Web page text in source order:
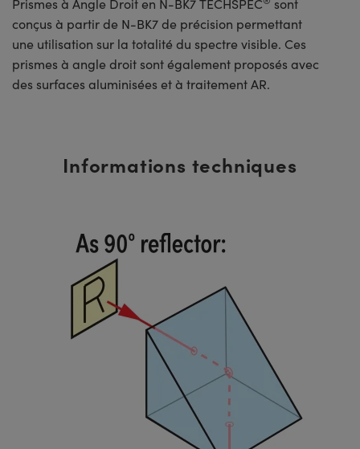
conçus à partir de N-BK7 de précision permettant
une utilisation sur la totalité du spectre visible. Ces
prismes à angle droit sont également proposés avec
des surfaces aluminisées et à traitement AR.
Informations techniques